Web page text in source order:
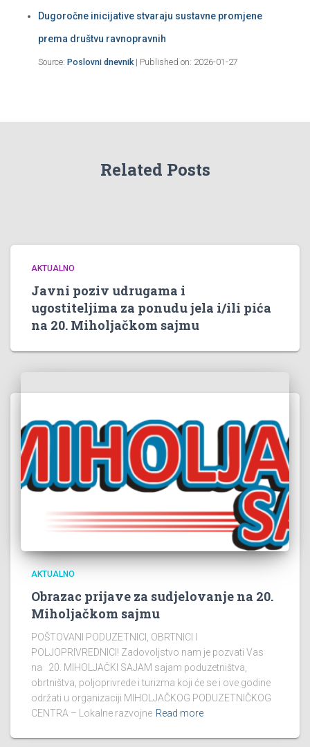
Dugoročne inicijative stvaraju sustavne promjene
prema društvu ravnopravnih
Source: Poslovni dnevnik Published on: 2026-01-27
Related Posts
AKTUALNO
Javni poziv udrugama i
ugostiteljima za ponudu jela i/ili pića
na 20. Miholjačkom sajmu
AKTUALNO
Obrazac prijave za sudjelovanje na 20.
Miholjačkom sajmu
POŠTOVANI PODUZETNICI, OBRTNICI I
POLJOPRIVREDNICI! Zadovoljstvo nam je pozvati Vas
na 20. MIHOLJAČKI SAJAM sajam poduzetništva,
obrtništva, poljoprivrede i turizma koji će se i ove godine
održati u organizaciji MIHOLJAČKOG PODUZETNIČKOG
CENTRA – Lokalne razvojne Read more